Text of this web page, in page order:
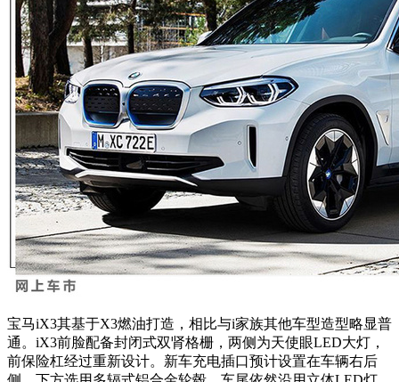
宝马iX3其基于X3燃油打造，相比与i家族其他车型造型略显普
通。iX3前脸配备封闭式双肾格栅，两侧为天使眼LED大灯，
前保险杠经过重新设计。新车充电插口预计设置在车辆右后